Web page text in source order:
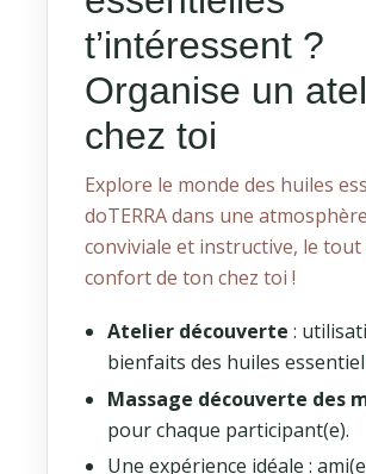
t’intéressent ?
Organise un
chez toi
Explore le monde des huiles
doTERRA dans une atmosphère
conviviale et instructive, le tout
confort de ton chez toi !
Atelier découverte :
bienfaits des huiles
Massage découverte des
pour chaque participant(e).
Une expérience idéale :